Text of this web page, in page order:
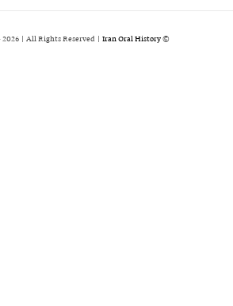
© Copyright 2020 -
2026 | All Rights Reserved | Iran Oral History